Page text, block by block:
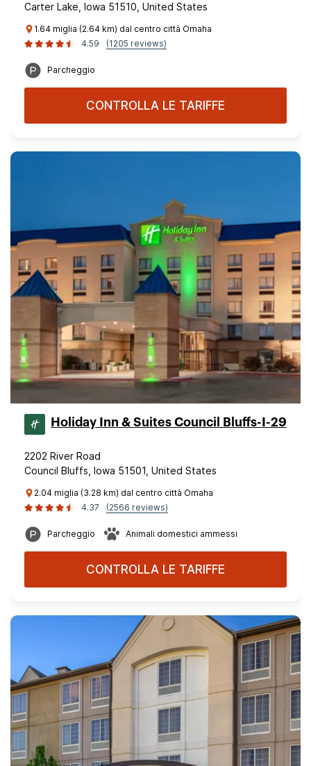
Carter Lake, Iowa 51510, United States
1.64 miglia (2.64 km) dal centro città Omaha
4.59
(1205 reviews)
Parcheggio
CONTROLLA LE TARIFFE
Holiday Inn & Suites Council Bluffs-I-29
2202 River Road
Council Bluffs, Iowa 51501, United States
2.04 miglia (3.28 km) dal centro città Omaha
4.37
(2566 reviews)
Parcheggio Animali domestici ammessi
CONTROLLA LE TARIFFE